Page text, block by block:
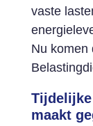
vaste
Nu komen
maakt